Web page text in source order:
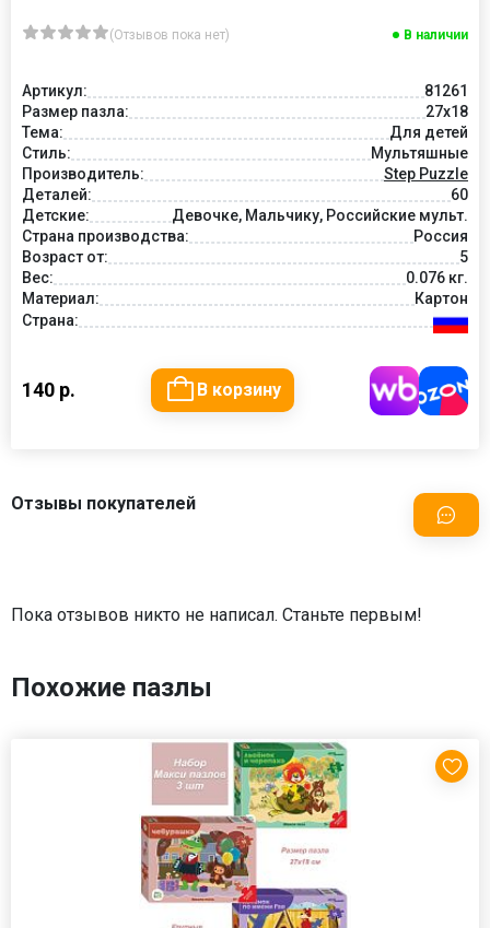
(Отзывов пока нет) В наличии
Артикул:
81261
Размер пазла:
27x18
Тема:
Для детей
Стиль:
Мультяшные
Производитель:
Step Puzzle
Деталей:
60
Детские:
Девочке, Мальчику, Российские мульт.
Страна производства:
Россия
Возраст от:
5
Вес:
0.076 кг.
Материал:
Картон
Страна:
140 р. В корзину
Отзывы покупателей
Пока отзывов никто не написал. Станьте первым!
Похожие пазлы